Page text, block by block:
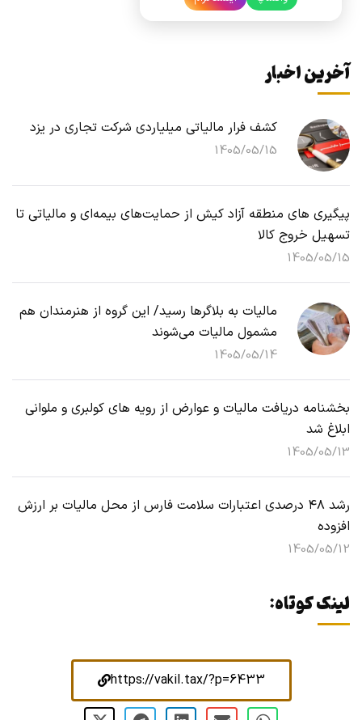
آخرین اخبار
کشف فرار مالیاتی میلیاردی شرکت تجاری در یزد
1405/05/15
پیگیری های منطقه آزاد کیش از حمایت‌های بیمه‌ای و مالیاتی تا
تسهیل خروج کالا
1405/05/15
مالیات به بلاگرها رسید/ این گروه از هنرمندان هم
مشمول مالیات می‌شوند
1405/05/14
بخشنامه دریافت مالیات و عوارض از رویه های کولبری و ملوانی
ابلاغ شد
1405/05/13
رشد ۴۸ درصدی اعتبارات سلامت فارس از محل مالیات بر ارزش
افزوده
1405/05/12
لینک کوتاه:
https://vakil.tax/?p=6433